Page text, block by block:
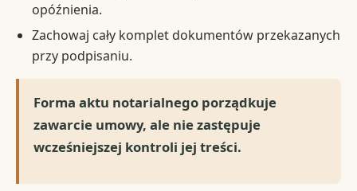
opóźnienia.
Zachowaj cały komplet dokumentów przekazanych
przy podpisaniu.
Forma aktu notarialnego porządkuje
zawarcie umowy, ale nie zastępuje
wcześniejszej kontroli jej treści.